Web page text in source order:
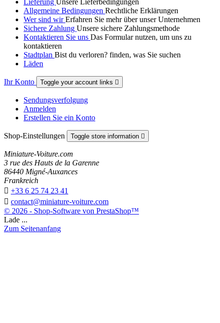
Allgemeine Bedingungen Rechtliche Erklärungen
Wer sind wirErfahren Sie mehr über unser Unternehmen
Sichere Zahlung Unsere sichere Zahlungsmethode
Kontaktieren Sie uns Das Formular nutzen, um uns zu
kontaktieren
Stadtplan Bist du verloren? finden, was Sie suchen
Läden
Ihr Konto Toggle your account links 
Sendungsverfolgung
Anmelden
Erstellen Sie ein Konto
Shop-Einstellungen Toggle store information 
Miniature-Voiture.com
3 rue des Hauts de la Garenne
86440 Migné-Auxances
Frankreich
 +33 6 25 74 23 41
 contact@miniature-voiture.com
© 2026 - Shop-Software von PrestaShop™
Lade ...
Zum Seitenanfang